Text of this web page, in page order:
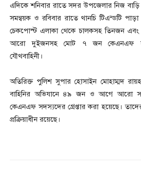
এদিকে শনিবার রাতে সদর উপজেলার নিজ
সমন্বয়ক ও রবিবার রাতে থানচি টিএন্ডটি
চেকপোস্ট এলাকা থেকে চালকসহ তিনজন এবং
আরো দুইজনসহ মোট ৭ জন কেএনএফ
যৌথবাহিনী।
অতিরিক্ত পুলিশ সুপার হোসাইন মোহাম্মদ
বাহিনির অভিযানে ৪৯ জন ও আগে আরো
কেএনএফ সদস্যদের গ্রেপ্তার করা হয়েছে।
প্রক্রিয়াধীন রয়েছে।